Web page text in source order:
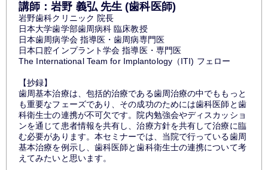
講師：岩野 義弘 先生 (歯科医師)
岩野歯科クリニック 院長
日本大学歯学部歯周病科 臨床教授
日本歯周病学会 指導医・歯周病専門医
日本口腔インプラント学会 指導医・専門医
The International Team for Implantology（ITI) フェロー
【抄録】
歯周基本治療は、包括的治療である歯周治療の中でももっと
も重要なフェーズであり、その成功のためには歯科医師と歯
科衛生士の連携が不可欠です。院内勉強会やディスカッショ
ンを通じて患者情報を共有し、治療方針を共有して治療に臨
む必要があります。本セミナーでは、当院で行っている歯周
基本治療を例示し、歯科医師と歯科衛生士の連携について考
えてみたいと思います。